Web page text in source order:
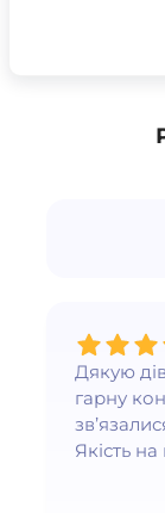
Дякую
гарну
Якість на